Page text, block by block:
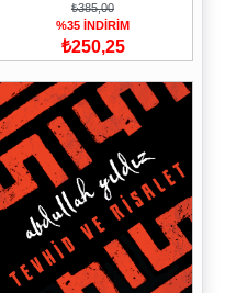
₺385,00
%35 İNDİRİM
₺250,25